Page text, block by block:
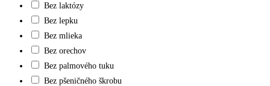
Bez laktózy
Bez lepku
Bez mlieka
Bez orechov
Bez palmového tuku
Bez pšeničného škrobu